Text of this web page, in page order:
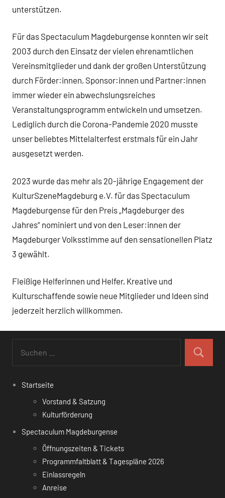
unterstützen.
Für das Spectaculum Magdeburgense konnten wir seit
2003 durch den Einsatz der vielen ehrenamtlichen
Vereinsmitglieder und dank der großen Unterstützung
durch Förder:innen, Sponsor:innen und Partner:innen
immer wieder ein abwechslungsreiches
Veranstaltungsprogramm entwickeln und umsetzen.
Lediglich durch die Corona-Pandemie 2020 musste
unser beliebtes Mittelalterfest erstmals für ein Jahr
ausgesetzt werden.
2023 wurde das mehr als 20-jährige Engagement der
KulturSzeneMagdeburg e.V. für das Spectaculum
Magdeburgense für den Preis „Magdeburger des
Jahres“ nominiert und von den Leser:innen der
Magdeburger Volksstimme auf den sensationellen Platz
3 gewählt.
Fleißige Helferinnen und Helfer, Kreative und
Kulturschaffende sowie neue Mitglieder und Ideen sind
jederzeit herzlich willkommen.
nach:
Suchen
Startseite
Vorstand & Satzung
Kulturförderung
Spectaculum Magdeburgense
Öffnungszeiten & Tickets
Programmfaltblatt & Tagespläne 2026
Einlassregeln
Anreise